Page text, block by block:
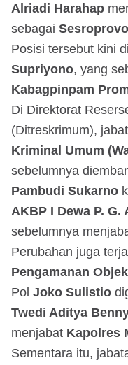
Alriadi Harahap
sebagai
Posisi tersebut kini
Supriyono, yang
Kabagpinpam
Di Direktorat
(Ditreskrimum),
Kriminal Umum
sebelumnya
Pambudi Sukarno
AKBP I Dewa P. G.
sebelumnya
Perubahan juga
Pengamanan
Pol Joko Sulistio
Twedi Aditya
menjabat Kapolres
Sementara itu,